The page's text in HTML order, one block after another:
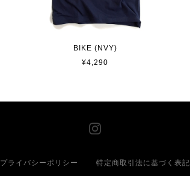
BIKE (NVY)
¥4,290
プライバシーポリシー 特定商取引法に基づく表記